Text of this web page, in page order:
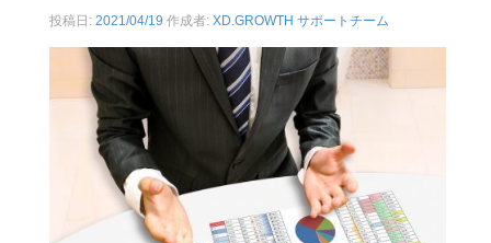
投稿日: 2021/04/19 作成者: XD.GROWTH サポートチーム